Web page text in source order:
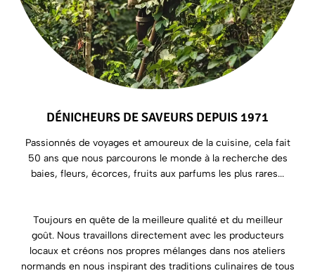
DÉNICHEURS DE SAVEURS DEPUIS 1971
Passionnés de voyages et amoureux de la cuisine, cela fait
50 ans que nous parcourons le monde à la recherche des
baies, fleurs, écorces, fruits aux parfums les plus rares...
Toujours en quête de la meilleure qualité et du meilleur
goût. Nous travaillons directement avec les producteurs
locaux et créons nos propres mélanges dans nos ateliers
normands en nous inspirant des traditions culinaires de tous